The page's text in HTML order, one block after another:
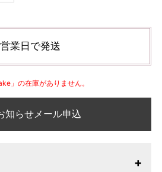
業日で発送
」の在庫がありません。
知らせメール申込